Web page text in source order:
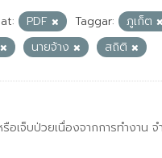
PDF Taggar:
ภูเก็ต
นายจ้าง สถิติ
เจ็บป่วยเนื่องจากการทํางาน